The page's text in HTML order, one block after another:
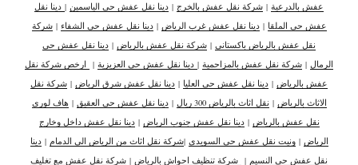
عفش بالدرعية | شركة نقل عفش بالخرج | دينا نقل عفش حي الياسمين | دينا نقل
عفش حي الملقا |دينا نقل عفش غرب الرياض |دينا نقل عفش حي الشفاء |شركة
نقل عفش بالرياض باكستاني | شركة نقل عفش بالرياض | دينا نقل عفش حي
الرمال | شركة نقل عفش بالمزاحمية | دينا نقل عفش حي العزيزية |
ارخص شركة نقل
عفش بالرياض | دينا نقل عفش حي العليا | دينا نقل عفش شرق الرياض | شركة نقل
الاثاث بالرياض | نقل اثاث بالرياض 300 ريال |دينا نقل عفش حي العقيق | هاف لوري
نقل عفش بالرياض |دينا نقل عفش جنوب الرياض |دينا نقل عفش داخل وخارج
الرياض |ونيت نقل عفش حي السويدي |شركة نقل اثاث من الرياض الى الدمام |دينا
نقل عفش حي النسيم | شركة تنظيف احواش بالرياض | شركة نقل عفش مع تغليف